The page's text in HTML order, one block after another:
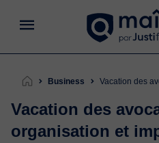
Business Vacation des
Vacation des
organisation et